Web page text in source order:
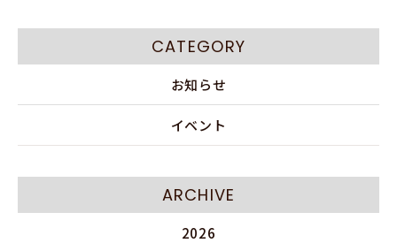
CATEGORY
お知らせ
イベント
ARCHIVE
2026